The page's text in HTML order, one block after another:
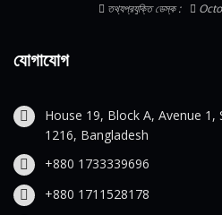
তথ্যপ্রযুক্তি ডেস্ক :
যোগাযোগ
House 19, Block A, Avenue 1,
1216, Bangladesh
+880 1733339696
+880 1711528178